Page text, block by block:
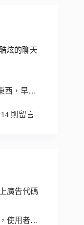
炫的聊天
西，早…
14 則留言
廣告代碼
，使用者…